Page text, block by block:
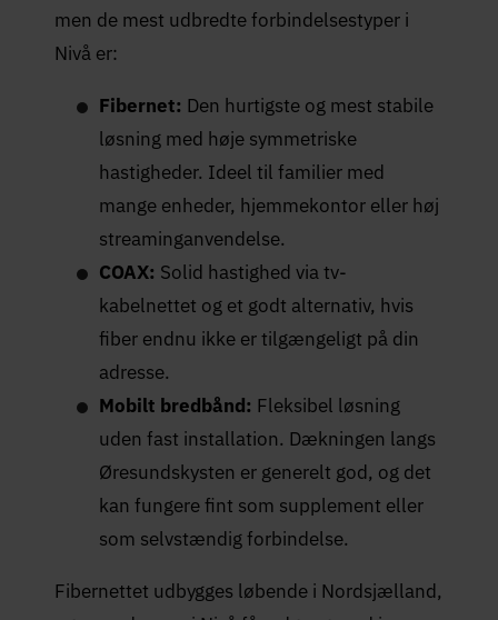
men de mest udbredte forbindelsestyper i
Nivå er:
Fibernet: Den hurtigste og mest stabile
løsning med høje symmetriske
hastigheder. Ideel til familier med
mange enheder, hjemmekontor eller høj
streaminganvendelse.
COAX: Solid hastighed via tv-
kabelnettet og et godt alternativ, hvis
fiber endnu ikke er tilgængeligt på din
adresse.
Mobilt bredbånd: Fleksibel løsning
uden fast installation. Dækningen langs
Øresundskysten er generelt god, og det
kan fungere fint som supplement eller
som selvstændig forbindelse.
Fibernettet udbygges løbende i Nordsjælland,